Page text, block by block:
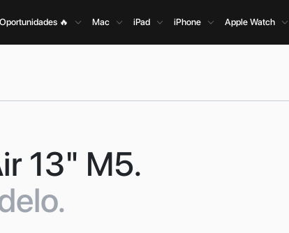
Oportunidades 🔥 Mac iPad iPhone Apple Watch
13" M5.